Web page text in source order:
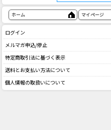
ホーム マイページ
ログイン
メルマガ申込/停止
特定商取引法に基づく表示
送料とお支払い方法について
個人情報の取扱いについて